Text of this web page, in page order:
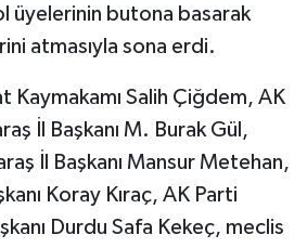
üyelerinin butona basarak
atmasıyla sona erdi.
Kaymakamı Salih Çiğdem, AK
İl Başkanı M. Burak Gül,
İl Başkanı Mansur Metehan,
Koray Kıraç, AK Parti
Durdu Safa Kekeç, meclis